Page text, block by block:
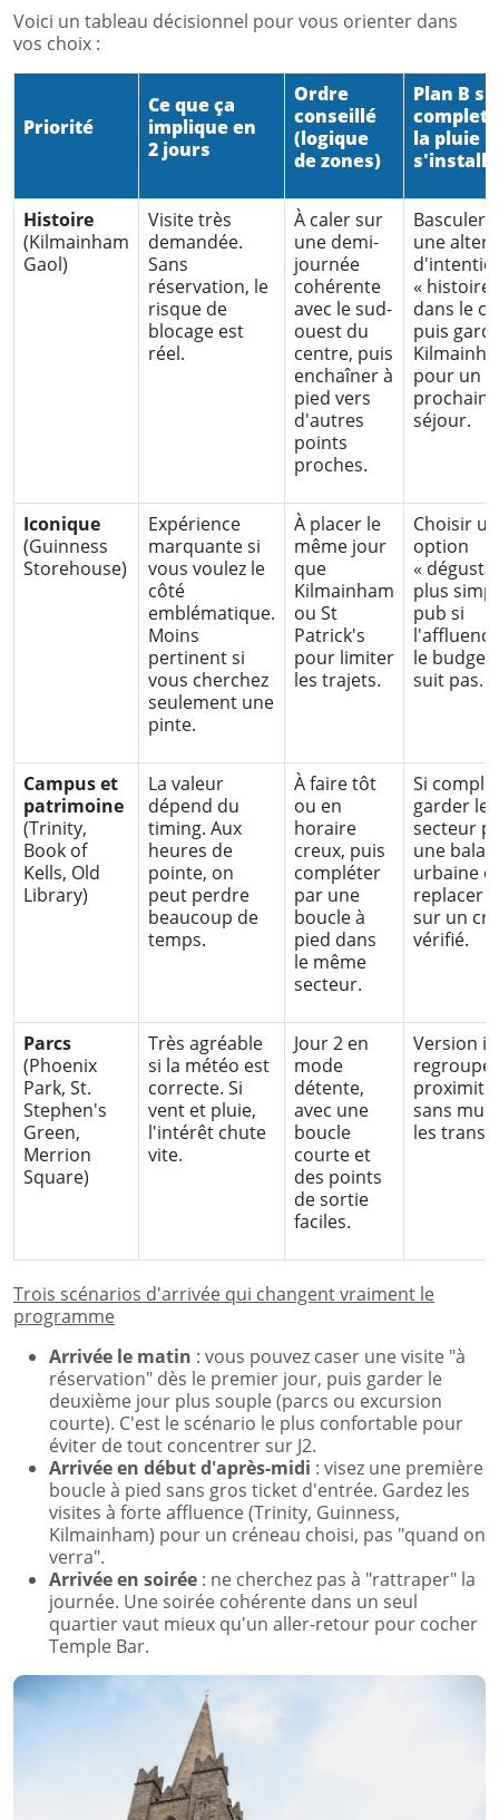
Voici un tableau décisionnel pour vous orienter dans
vos choix :
Priorité
Ce que ça
implique en
2 jours
Ordre
conseillé
(logique
de zones)
Plan B si
complet
la pluie
s'installe
Histoire
(Kilmainham
Gaol)
Visite très
demandée.
Sans
réservation, le
risque de
blocage est
réel.
À caler sur
une demi-
journée
cohérente
avec le sud-
ouest du
centre, puis
enchaîner à
pied vers
d'autres
points
proches.
Basculer
une
« histoire
dans le
puis
pour un
prochain
séjour.
Iconique
(Guinness
Storehouse)
Expérience
marquante si
vous voulez le
côté
emblématique.
Moins
pertinent si
vous cherchez
seulement une
pinte.
À placer le
même jour
que
Kilmainham
ou St
Patrick's
pour limiter
les trajets.
Choisir
option
«
plus
pub si
le budget
suit pas.
Campus et
patrimoine
(Trinity,
Book of
Kells, Old
Library)
La valeur
dépend du
timing. Aux
heures de
pointe, on
peut perdre
beaucoup de
temps.
À faire tôt
ou en
horaire
creux, puis
compléter
par une
boucle à
pied dans
le même
secteur.
Si
garder le
secteur
une
urbaine et
replacer
sur un
vérifié.
Parcs
(Phoenix
Park, St.
Stephen's
Green,
Merrion
Square)
Très agréable
si la météo est
correcte. Si
vent et pluie,
l'intérêt chute
vite.
Jour 2 en
mode
détente,
avec une
boucle
courte et
des points
de sortie
faciles.
Version
proximité,
sans
les
Trois scénarios d'arrivée qui changent vraiment le
programme
Arrivée le matin : vous pouvez caser une visite "à
réservation" dès le premier jour, puis garder le
deuxième jour plus souple (parcs ou excursion
courte). C'est le scénario le plus confortable pour
éviter de tout concentrer sur J2.
Arrivée en début d'après-midi : visez une première
boucle à pied sans gros ticket d'entrée. Gardez les
visites à forte affluence (Trinity, Guinness,
Kilmainham) pour un créneau choisi, pas "quand on
verra".
Arrivée en soirée : ne cherchez pas à "rattraper" la
journée. Une soirée cohérente dans un seul
quartier vaut mieux qu'un aller-retour pour cocher
Temple Bar.